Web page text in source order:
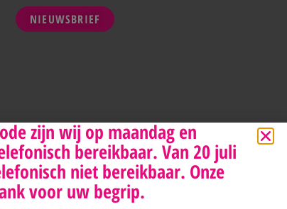
NIEUWSBRIEF
zijn wij op maandag en
bereikbaar. Van 20 juli
niet bereikbaar. Onze
voor uw begrip.